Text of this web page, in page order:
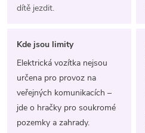
dítě jezdit.
Kde jsou limity
Elektrická vozítka nejsou
určena pro provoz na
veřejných komunikacích –
jde o hračky pro soukromé
pozemky a zahrady.